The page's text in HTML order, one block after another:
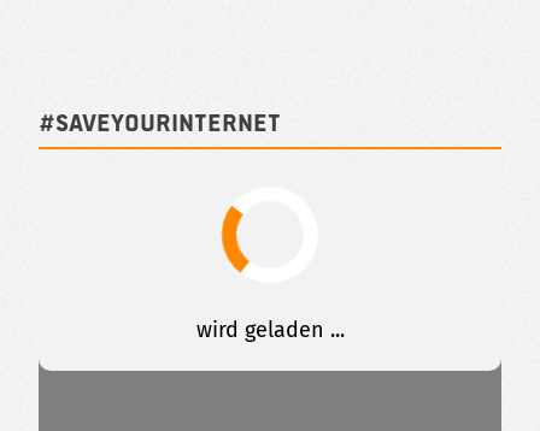
#SAVEYOURINTERNET